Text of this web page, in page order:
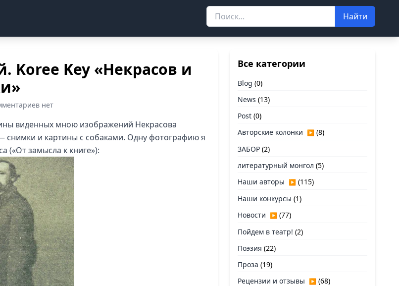
Найти
Koree Key «Некрасов и
нет
виденных мною изображений Некрасова
снимки и картины с собаками. Одну фотографию я
(«От замысла к книге»):
Все категории
Blog (0)
News (13)
Post (0)
Авторские колонки ▶ (8)
ЗАБОР (2)
литературный монгол (5)
Наши авторы ▶ (115)
Наши конкурсы (1)
Новости ▶ (77)
Пойдем в театр! (2)
Поэзия (22)
Проза (19)
Рецензии и отзывы ▶ (68)